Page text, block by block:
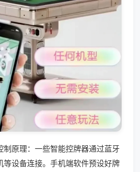
制原理：一些智能控牌器通过蓝牙
等设备连接。手机端软件预设好牌